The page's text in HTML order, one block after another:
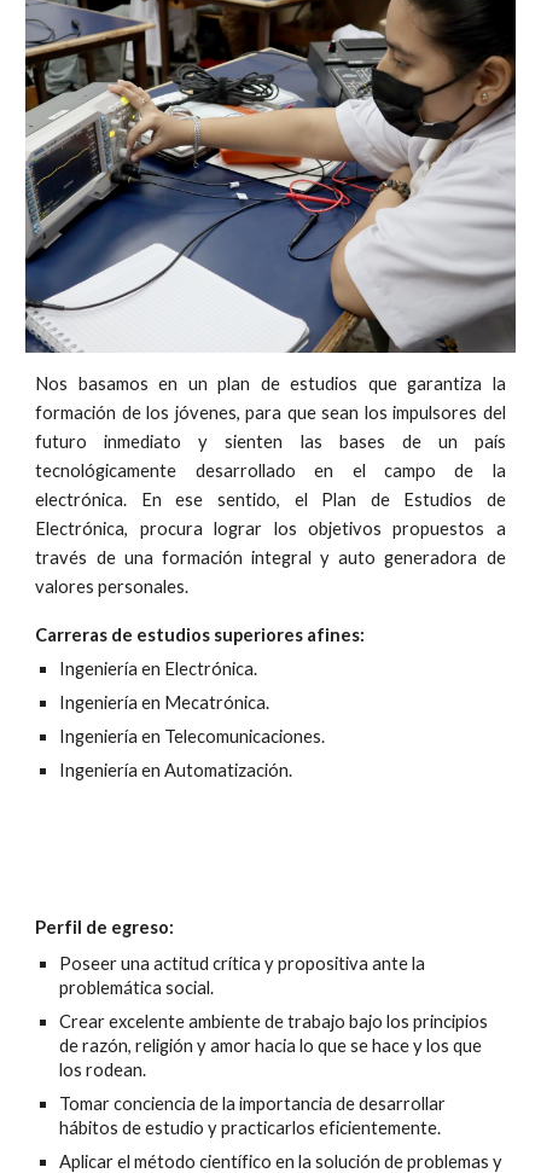
Nos basamos en un plan de estudios que garantiza la
formación de los jóvenes, para que sean los impulsores del
futuro inmediato y sienten las bases de un país
tecnológicamente desarrollado en el campo de la
electrónica. En ese sentido, el Plan de Estudios de
Electrónica, procura lograr los objetivos propuestos a
través de una formación integral y auto generadora de
valores personales.
Carreras de estudios superiores afines:
Ingeniería en Electrónica.
Ingeniería en Mecatrónica.
Ingeniería en Telecomunicaciones.
Ingeniería en Automatización.
Perfil de egreso:
Poseer una actitud crítica y propositiva ante la
problemática social.
Crear excelente ambiente de trabajo bajo los principios
de razón, religión y amor hacia lo que se hace y los que
los rodean.
Tomar conciencia de la importancia de desarrollar
hábitos de estudio y practicarlos eficientemente.
Aplicar el método científico en la solución de problemas y